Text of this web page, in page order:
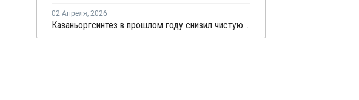
02 Апреля, 2026
Казаньоргсинтез в прошлом году снизил чистую прибыль по РСБУ в 1,7 раза